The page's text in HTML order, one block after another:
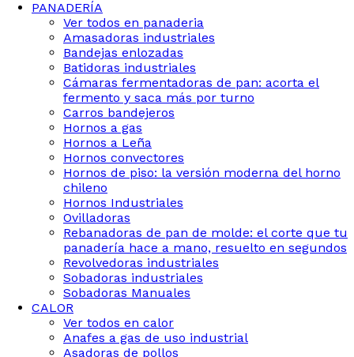
PANADERÍA
Ver todos en panaderia
Amasadoras industriales
Bandejas enlozadas
Batidoras industriales
Cámaras fermentadoras de pan: acorta el
fermento y saca más por turno
Carros bandejeros
Hornos a gas
Hornos a Leña
Hornos convectores
Hornos de piso: la versión moderna del horno
chileno
Hornos Industriales
Ovilladoras
Rebanadoras de pan de molde: el corte que tu
panadería hace a mano, resuelto en segundos
Revolvedoras industriales
Sobadoras industriales
Sobadoras Manuales
CALOR
Ver todos en calor
Anafes a gas de uso industrial
Asadoras de pollos